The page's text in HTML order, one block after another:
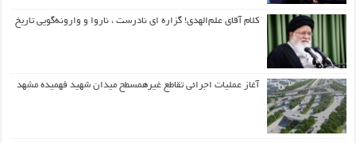
کلام آقای علم‌الهدی! گزاره ای نادرست ، ناروا و وارونه‌گویی تاریخ
آغاز عملیات اجرائی تقاطع غیرهمسطح میدان شهید فهمیده مشهد